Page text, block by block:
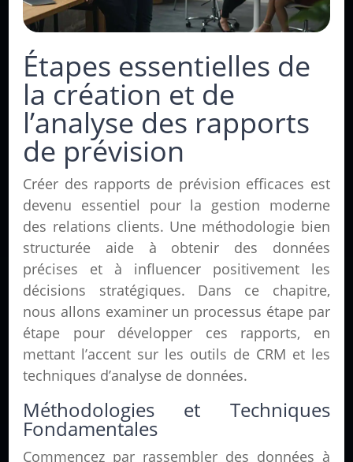
Étapes essentielles de
la création et de
l’analyse des rapports
de prévision
Créer des rapports de prévision efficaces est
devenu essentiel pour la gestion moderne
des relations clients. Une méthodologie bien
structurée aide à obtenir des données
précises et à influencer positivement les
décisions stratégiques. Dans ce chapitre,
nous allons examiner un processus étape par
étape pour développer ces rapports, en
mettant l’accent sur les outils de CRM et les
techniques d’analyse de données.
Méthodologies et Techniques
Fondamentales
Commencez par rassembler des données à